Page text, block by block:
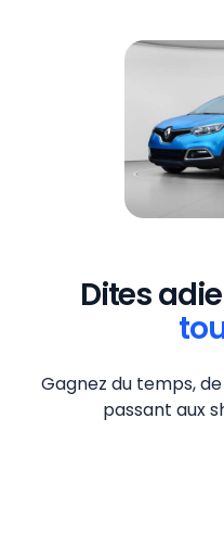
Dites
Gagnez du temps,
passant aux